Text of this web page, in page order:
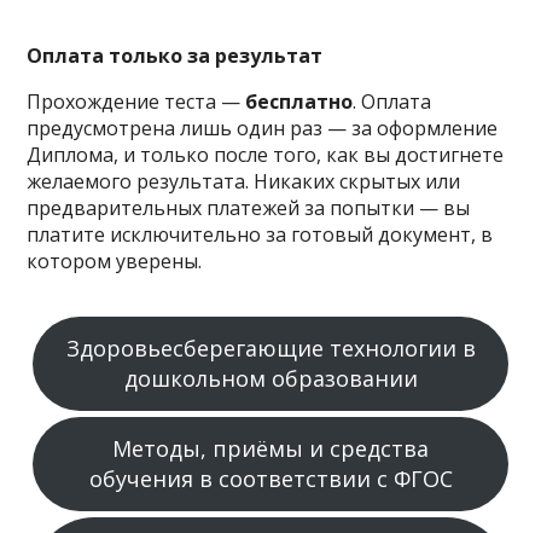
Оплата только за результат
Прохождение теста — бесплатно. Оплата
предусмотрена лишь один раз — за оформление
Диплома, и только после того, как вы достигнете
желаемого результата. Никаких скрытых или
предварительных платежей за попытки — вы
платите исключительно за готовый документ, в
котором уверены.
Здоровьесберегающие технологии в
дошкольном образовании
Методы, приёмы и средства
обучения в соответствии с ФГОС